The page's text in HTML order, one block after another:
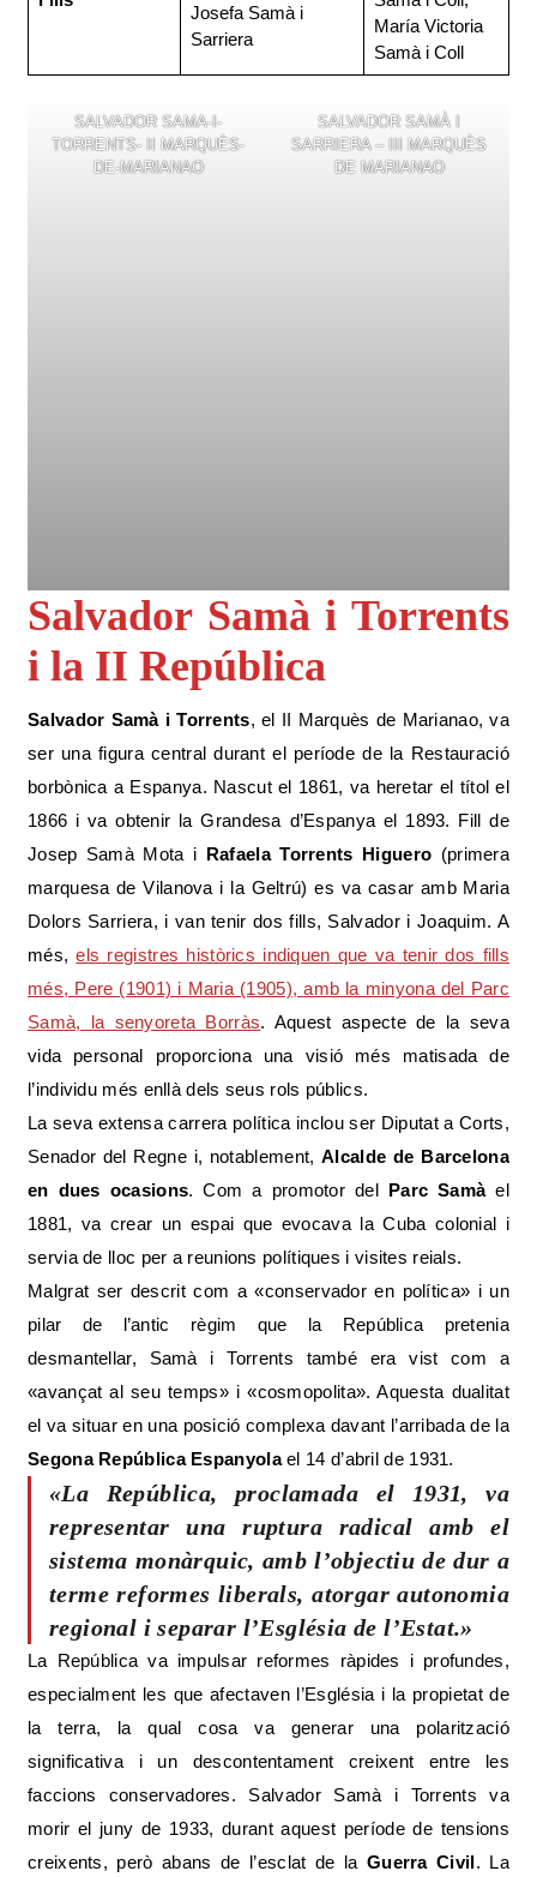
Josefa Samà i
Sarriera
María Victoria
Samà i Coll
SALVADOR SAMA-I-
TORRENTS- II MARQUÈS-
DE-MARIANAO
SALVADOR SAMÀ I
SARRIERA – III MARQUÈS
DE MARIANAO
Salvador Samà i Torrents
i la II República
Salvador Samà i Torrents, el II Marquès de Marianao, va
ser una figura central durant el període de la Restauració
borbònica a Espanya. Nascut el 1861, va heretar el títol el
1866 i va obtenir la Grandesa d’Espanya el 1893. Fill de
Josep Samà Mota i Rafaela Torrents Higuero (primera
marquesa de Vilanova i la Geltrú) es va casar amb Maria
Dolors Sarriera, i van tenir dos fills, Salvador i Joaquim. A
més,els registres històrics indiquen que va tenir dos fills
més, Pere (1901) i Maria (1905), amb la minyona del Parc
Samà, la senyoreta Borràs. Aquest aspecte de la seva
vida personal proporciona una visió més matisada de
l’individu més enllà dels seus rols públics.
La seva extensa carrera política inclou ser Diputat a Corts,
Senador del Regne i, notablement,Alcalde de Barcelona
en dues ocasions. Com a promotor del Parc Samàel
1881, va crear un espai que evocava la Cuba colonial i
servia de lloc per a reunions polítiques i visites reials.
Malgrat ser descrit com a «conservador en política» i un
pilar de l’antic règim que la República pretenia
desmantellar, Samà i Torrents també era vist com a
«avançat al seu temps» i «cosmopolita». Aquesta dualitat
el va situar en una posició complexa davant l’arribada de la
Segona República Espanyolael 14 d’abril de 1931.
«La República, proclamada el 1931, va
representar una ruptura radical amb el
sistema monàrquic, amb l’objectiu de dur a
terme reformes liberals, atorgar autonomia
regional i separar l’Església de l’Estat.»
La República va impulsar reformes ràpides i profundes,
especialment les que afectaven l’Església i la propietat de
la terra, la qual cosa va generar una polarització
significativa i un descontentament creixent entre les
faccions conservadores. Salvador Samà i Torrents va
morir el juny de 1933, durant aquest període de tensions
creixents, però abans de l’esclat de la Guerra Civil. La